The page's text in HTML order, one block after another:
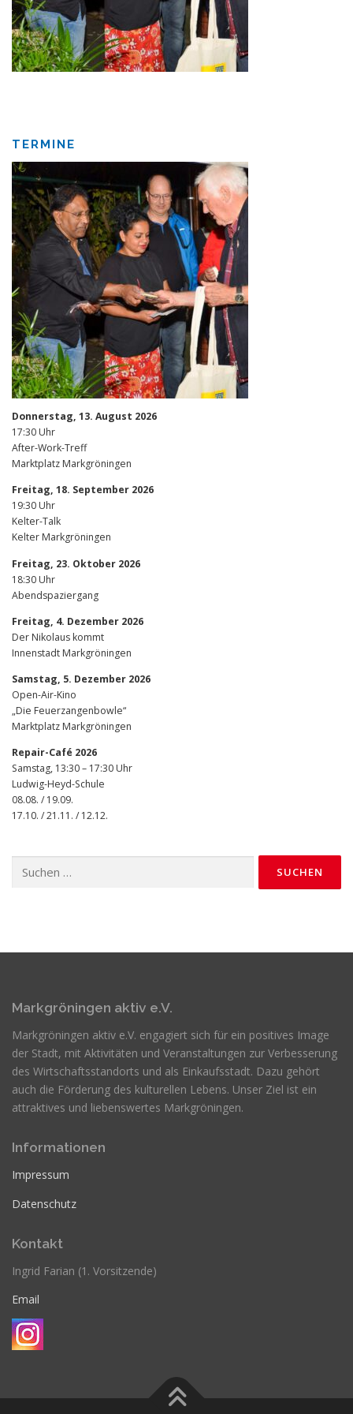
TERMINE
Donnerstag, 13. August 2026
17:30 Uhr
After-Work-Treff
Marktplatz Markgröningen
Freitag, 18. September 2026
19:30 Uhr
Kelter-Talk
Kelter Markgröningen
Freitag, 23. Oktober 2026
18:30 Uhr
Abendspaziergang
Freitag, 4. Dezember 2026
Der Nikolaus kommt
Innenstadt Markgröningen
Samstag, 5. Dezember 2026
Open-Air-Kino
„Die Feuerzangenbowle“
Marktplatz Markgröningen
Repair-Café 2026
Samstag, 13:30 – 17:30 Uhr
Ludwig-Heyd-Schule
08.08. / 19.09.
17.10. / 21.11. / 12.12.
nach:
Markgröningen aktiv e.V.
Markgröningen aktiv e.V. engagiert sich für ein positives Image
der Stadt, mit Aktivitäten und Veranstaltungen zur Verbesserung
des Wirtschaftsstandorts und als Einkaufsstadt. Dazu gehört
auch die Förderung des kulturellen Lebens. Unser Ziel ist ein
attraktives und liebenswertes Markgröningen.
Informationen
Impressum
Datenschutz
Kontakt
Ingrid Farian (1. Vorsitzende)
Email